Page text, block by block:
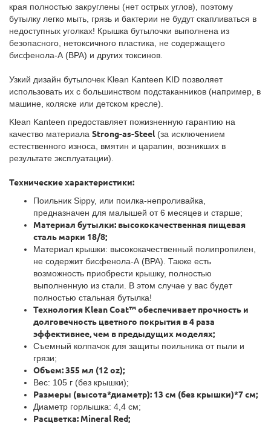
края полностью закруглены (нет острых углов), поэтому
бутылку легко мыть, грязь и бактерии не будут скапливаться в
недоступных уголках! Крышка бутылочки выполнена из
безопасного, нетоксичного пластика, не содержащего
бисфенола-А (BPA) и других токсинов.
Узкий дизайн бутылочек Klean Kanteen KID позволяет
использовать их с большинством подстаканников (например, в
машине, коляске или детском кресле).
Klean Kanteen предоставляет пожизненную гарантию на
качество материала Strong-as-Steel(за исключением
естественного износа, вмятин и царапин, возникших в
результате эксплуатации).
Технические характеристики:
Поильник Sippy, или поилка-непроливайка,
предназначен для малышей от 6 месяцев и старше;
Материал бутылки: высококачественная пищевая
сталь марки 18/8;
Материал крышки: высококачественный полипропилен,
не содержит бисфенола-А (BPA). Также есть
возможность приобрести крышку, полностью
выполненную из стали. В этом случае у вас будет
полностью стальная бутылка!
Технология Klean Coat™ обеспечивает прочность и
долговечность цветного покрытия в 4 раза
эффективнее, чем в предыдущих моделях;
Съемный колпачок для защиты поильника от пыли и
грязи;
Объем: 355 мл (12 oz);
Вес: 105 г (без крышки);
Размеры (высота*диаметр): 13 см (без крышки)*7 см;
Диаметр горлышка: 4,4 см;
Расцветка: Mineral Red;